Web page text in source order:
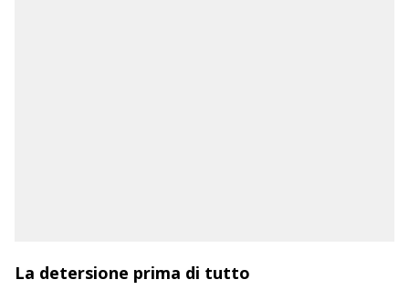
La detersione prima di tutto